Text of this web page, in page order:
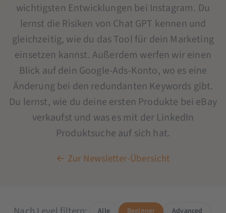
wichtigsten Entwicklungen bei Instagram. Du
lernst die Risiken von Chat GPT kennen und
gleichzeitig, wie du das Tool für dein Marketing
einsetzen kannst. Außerdem werfen wir einen
Blick auf dein Google-Ads-Konto, wo es eine
Änderung bei den redundanten Keywords gibt.
Du lernst, wie du deine ersten Produkte bei eBay
verkaufst und was es mit der LinkedIn
Produktsuche auf sich hat.
← Zur Newsletter-Übersicht
Alle Beginner Advanced